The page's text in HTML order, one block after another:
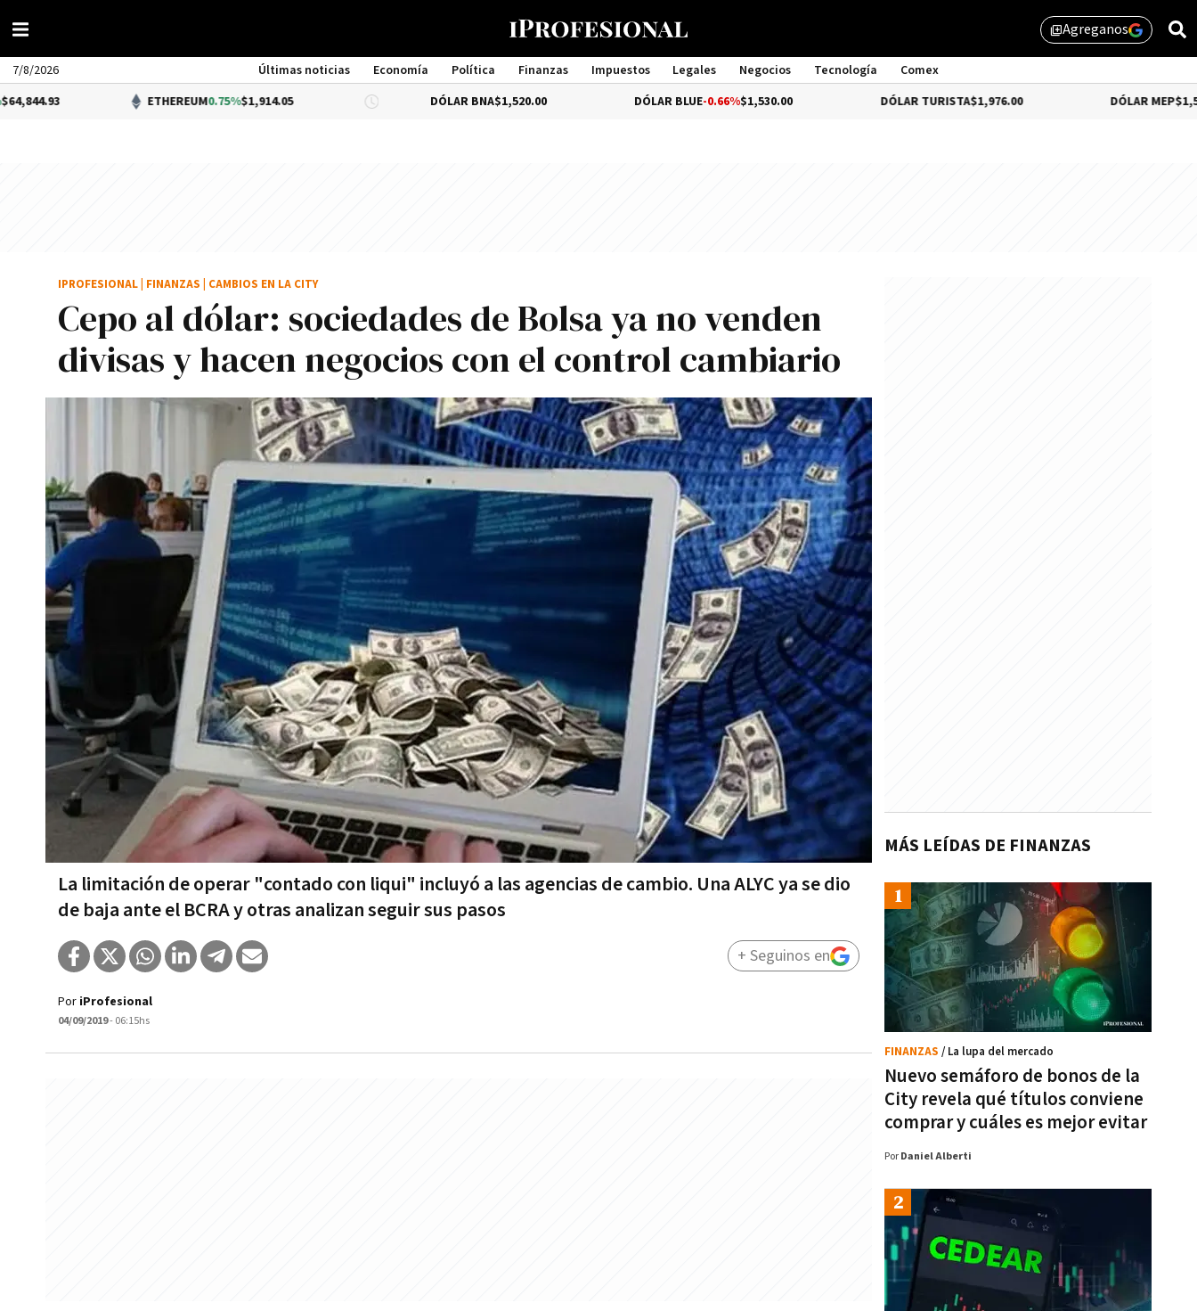
library_addAgreganos
7/8/2026 Últimas noticias Economía Política Finanzas Impuestos Legales Negocios Tecnología
Comex
Management
ETHEREUM0.75%$1,914.05 DÓLAR BNA$1,520.00 DÓLAR BLUE-0.66%$1,530.00 DÓLAR TURISTA$1,976.00 DÓLAR MEP$1,579.46
Cepo al dólar: sociedades de Bolsa ya no venden
divisas y hacen negocios con el control cambiario
La limitación de operar "contado con liqui" incluyó a las agencias de cambio. Una ALYC ya se dio
de baja ante el BCRA y otras analizan seguir sus pasos
IPROFESIONAL FINANZAS CAMBIOS EN LA CITY
Por iProfesional
04/09/2019- 06:15hs
+ Seguinos en
MÁS LEÍDAS DE FINANZAS
Nuevo semáforo de bonos de la
City revela qué títulos conviene
comprar y cuáles es mejor evitar
FINANZAS / La lupa del mercado
Por Daniel Alberti